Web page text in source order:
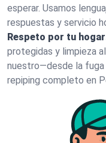
esperar. Usamos
respuestas y servicio
Respeto por tu
protegidas y limpieza
nuestro—desde la fuga
repiping completo en